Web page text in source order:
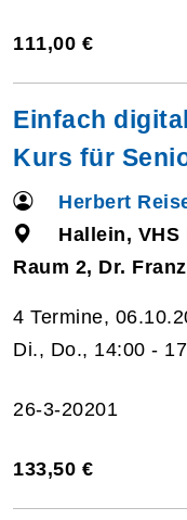
111,00 €
Einfach
Kurs für
Herbert
Hallein, VHS
Raum 2, Dr.
4 Termine,
Di., Do., 14:00 -
26-3-20201
133,50 €